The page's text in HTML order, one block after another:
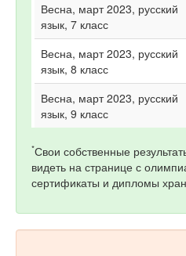
Весна, март 2023, русский
язык, 7 класс
Весна, март 2023, русский
язык, 8 класс
Весна, март 2023, русский
язык, 9 класс
*Свои собственные
видеть на странице с
сертификаты и дипломы